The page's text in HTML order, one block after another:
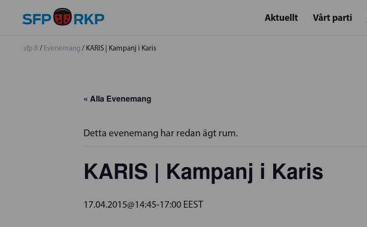
Aktuellt Vårt parti
sfp.fi / Evenemang / KARIS | Kampanj i Karis
« Alla Evenemang
Detta evenemang har redan ägt rum.
KARIS | Kampanj i Karis
17.04.2015@14:45-17:00 EEST